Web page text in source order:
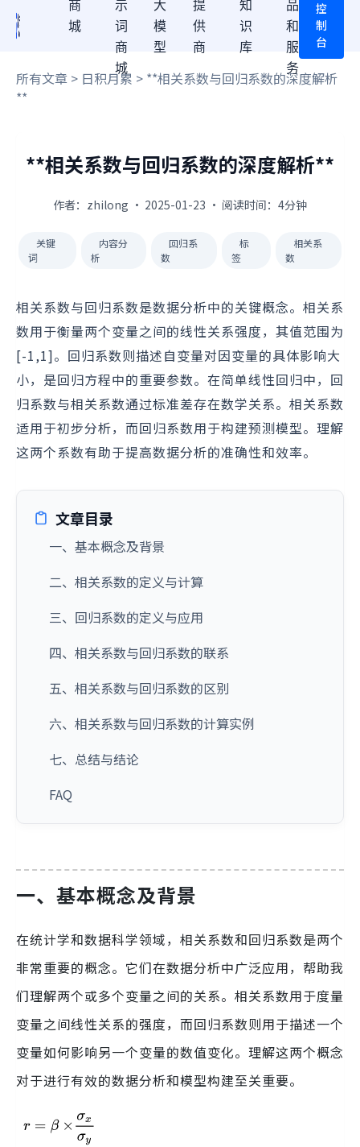
商
城
示
词
商
城
大
模
型
提
供
商
知
识
库
品
和
服
务
控
制
台
所有文章 > 日积月累 > **相关系数与回归系数的深度解析
**
**相关系数与回归系数的深度解析**
作者：zhilong · 2025-01-23 · 阅读时间：4分钟
关键
词
内容分
析
回归系
数
标
签
相关系
数
相关系数与回归系数是数据分析中的关键概念。相关系
数用于衡量两个变量之间的线性关系强度，其值范围为
[-1,1]。回归系数则描述自变量对因变量的具体影响大
小，是回归方程中的重要参数。在简单线性回归中，回
归系数与相关系数通过标准差存在数学关系。相关系数
适用于初步分析，而回归系数用于构建预测模型。理解
这两个系数有助于提高数据分析的准确性和效率。
文章目录
一、基本概念及背景
二、相关系数的定义与计算
三、回归系数的定义与应用
四、相关系数与回归系数的联系
五、相关系数与回归系数的区别
六、相关系数与回归系数的计算实例
七、总结与结论
FAQ
一、基本概念及背景
在统计学和数据科学领域，相关系数和回归系数是两个
非常重要的概念。它们在数据分析中广泛应用，帮助我
们理解两个或多个变量之间的关系。相关系数用于度量
变量之间线性关系的强度，而回归系数则用于描述一个
变量如何影响另一个变量的数值变化。理解这两个概念
对于进行有效的数据分析和模型构建至关重要。